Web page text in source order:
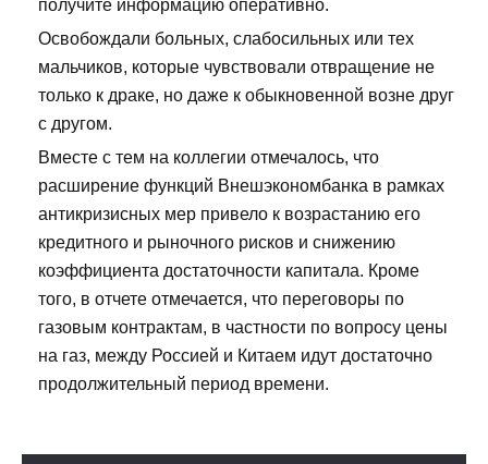
получите информацию оперативно.
Освобождали больных, слабосильных или тех
мальчиков, которые чувствовали отвращение не
только к драке, но даже к обыкновенной возне друг
с другом.
Вместе с тем на коллегии отмечалось, что
расширение функций Внешэкономбанка в рамках
антикризисных мер привело к возрастанию его
кредитного и рыночного рисков и снижению
коэффициента достаточности капитала. Кроме
того, в отчете отмечается, что переговоры по
газовым контрактам, в частности по вопросу цены
на газ, между Россией и Китаем идут достаточно
продолжительный период времени.